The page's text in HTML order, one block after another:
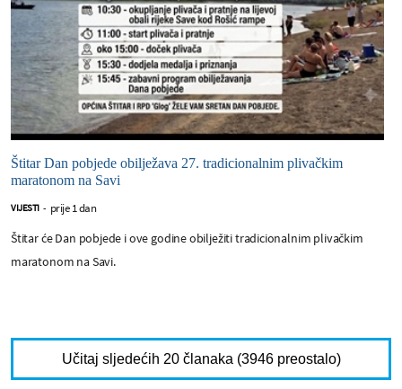
Štitar Dan pobjede obilježava 27. tradicionalnim plivačkim
maratonom na Savi
VIJESTI - prije 1 dan
Štitar će Dan pobjede i ove godine obilježiti tradicionalnim plivačkim
maratonom na Savi.
Učitaj sljedećih 20 članaka (3946 preostalo)